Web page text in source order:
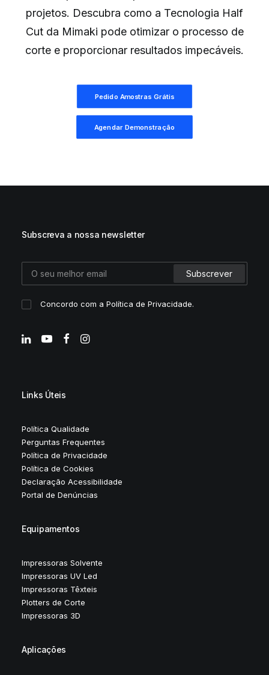
projetos. Descubra como a Tecnologia Half
Cut da Mimaki pode otimizar o processo de
corte e proporcionar resultados impecáveis.
Pedido Amostras Grátis
Agendar Demonstração
Subscreva a nossa newsletter
Concordo com aPolítica de Privacidade.
Links Úteis
Política Qualidade
Perguntas Frequentes
Política de Privacidade
Política de Cookies
Declaração Acessibilidade
Portal de Denúncias
Equipamentos
Impressoras Solvente
Impressoras UV Led
Impressoras Têxteis
Plotters de Corte
Impressoras 3D
Aplicações